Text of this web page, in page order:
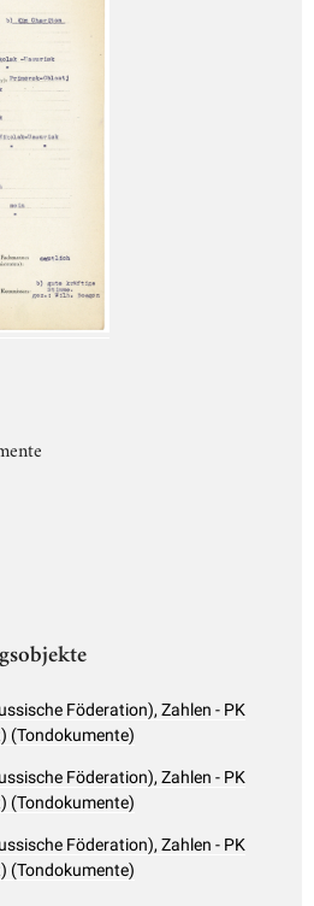
Föderation), Zahlen - PK
(Tondokumente)
Föderation), Zahlen - PK
(Tondokumente)
Föderation), Zahlen - PK
(Tondokumente)